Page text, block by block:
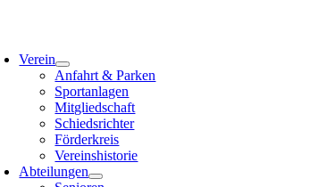
Verein
Anfahrt & Parken
Sportanlagen
Mitgliedschaft
Schiedsrichter
Förderkreis
Vereinshistorie
Abteilungen